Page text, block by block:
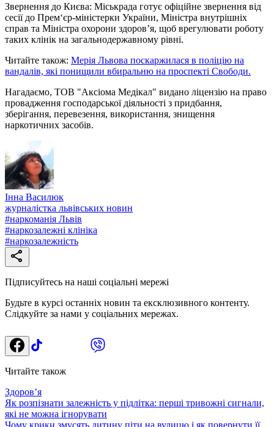
Звернення до Києва: Міськрада готує офіційне звернення від
сесії до Прем‘єр-міністерки України, Міністра внутрішніх
справ та Міністра охорони здоров’я, щоб врегулювати роботу
таких клінік на загальнодержавному рівні.
Читайте також: Мерія Львова поскаржилася в поліцію на
вандалів, які понищили вбиральню на проспекті Свободи.
Нагадаємо, ТОВ "Аксіома Медікал" видано ліцензію на право
провадження господарської діяльності з придбання,
зберігання, перевезення, використання, знищення
наркотичних засобів.
Інна Василюк
журналістка львівських новин
#наркоманія Львів
#наркозалежні клініка
#наркозалежність
Підписуйтесь на наші соціальні мережі
Будьте в курсі останніх новин та ексклюзивного контенту.
Слідкуйте за нами у соціальних мережах.
Читайте також
Здоровʼя
Як розпізнати залежність у підлітка: перші тривожні сигнали,
які не можна ігнорувати
Чому крики змусять дитину піти на вулицю і як повернути її